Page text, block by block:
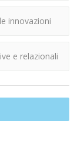
innovazioni
e relazionali